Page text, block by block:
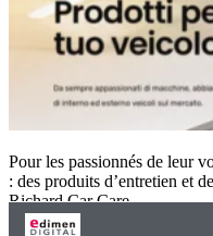
Pour les passionnés de leur
: des produits d’entretien et
Richard Car Care.